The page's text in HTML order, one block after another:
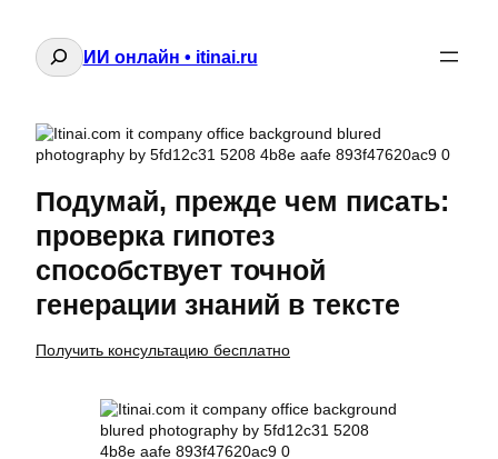
Поиск
ИИ онлайн • itinai.ru
Подумай, прежде чем писать:
проверка гипотез
способствует точной
генерации знаний в тексте
Получить консультацию бесплатно